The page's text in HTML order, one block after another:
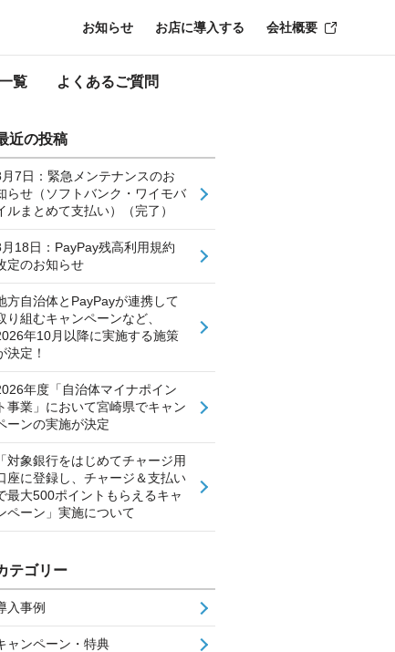
覧 よくあるご質問
お知らせ お店に導入する 会社概要
近の投稿
7日：緊急メンテナンスのお
らせ（ソフトバンク・ワイモバ
ルまとめて支払い）（完了）
18日：PayPay残高利用規約
定のお知らせ
方自治体とPayPayが連携して
り組むキャンペーンなど、
年10月以降に実施する施策
決定！
年度「自治体マイナポイン
ト事業」において宮崎県でキャン
ーンの実施が決定
「対象銀行をはじめてチャージ用
座に登録し、チャージ＆支払い
最大500ポイントもらえるキャ
ペーン」実施について
テゴリー
入事例
ャンペーン・特典